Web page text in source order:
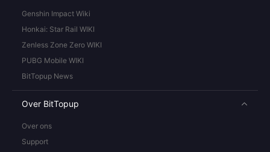
Genshin Impact Wiki
Honkai: Star Rail WIKI
Zenless Zone Zero WIKI
PUBG Mobile WIKI
BitTopup News
Over BitTopup
Over ons
Support